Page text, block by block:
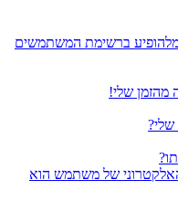
ברשימת המשתמשים
מהזמן שלי!
של משתמש הוא